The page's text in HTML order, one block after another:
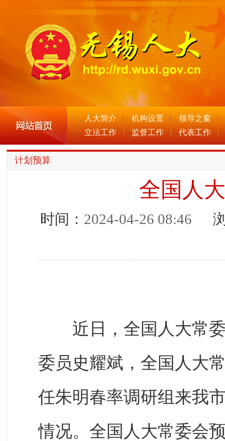
人大简介 机构设置
领导之窗
立法工作
监督工作 代表工作
计划预算
全国人
时间： 2024-04-26 08:46 浏
近日，全国人大常委
委员史耀斌，全国人大
任朱明春率调研组来我
情况。全国人大常委会